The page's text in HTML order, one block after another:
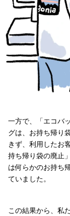
一方で、「エコバ
グは、お持ち帰り
きず、利用したお
持ち帰り袋の廃止
は何らかのお持ち
ていました。
この結果から、私